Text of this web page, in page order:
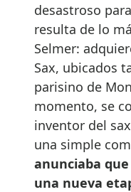
desastroso
resulta de lo
Selmer:
Sax, ubicados
parisino de
momento, se
inventor del
una simple
anunciaba
una nueva